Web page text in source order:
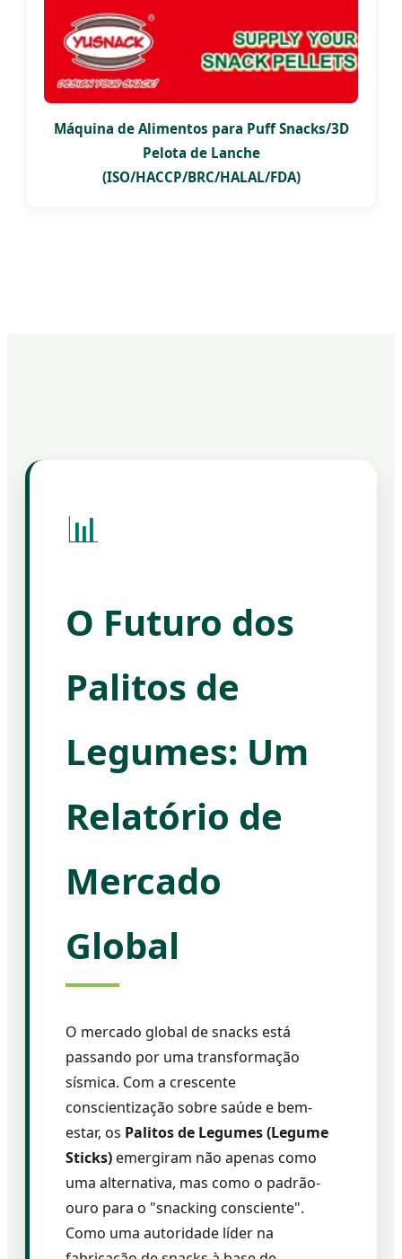
Máquina de Alimentos para Puff Snacks/3D
Pelota de Lanche
(ISO/HACCP/BRC/HALAL/FDA)
📊
O Futuro dos
Palitos de
Legumes: Um
Relatório de
Mercado
Global
O mercado global de snacks está
passando por uma transformação
sísmica. Com a crescente
conscientização sobre saúde e bem-
estar, os Palitos de Legumes (Legume
Sticks)emergiram não apenas como
uma alternativa, mas como o padrão-
ouro para o "snacking consciente".
Como uma autoridade líder na